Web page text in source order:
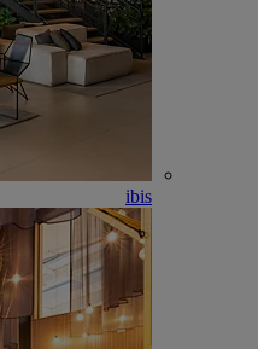
ibis